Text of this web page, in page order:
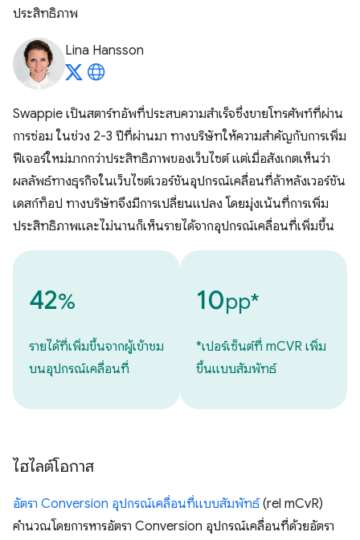
ประสิทธิภาพ
Lina Hansson
Swappie เป็นสตาร์ทอัพที่ประสบความสำเร็จซึ่งขายโทรศัพท์ที่ผ่าน
การซ่อม ในช่วง 2-3 ปีที่ผ่านมา ทางบริษัทให้ความสําคัญกับการเพิ่ม
ฟีเจอร์ใหม่มากกว่าประสิทธิภาพของเว็บไซต์ แต่เมื่อสังเกตเห็นว่า
ผลลัพธ์ทางธุรกิจในเว็บไซต์เวอร์ชันอุปกรณ์เคลื่อนที่ล้าหลังเวอร์ชัน
เดสก์ท็อป ทางบริษัทจึงมีการเปลี่ยนแปลง โดยมุ่งเน้นที่การเพิ่ม
ประสิทธิภาพและไม่นานก็เห็นรายได้จากอุปกรณ์เคลื่อนที่เพิ่มขึ้น
42%
รายได้ที่เพิ่มขึ้นจากผู้เข้าชม
บนอุปกรณ์เคลื่อนที่
10pp*
*เปอร์เซ็นต์ที่ mCVR เพิ่ม
ขึ้นแบบสัมพัทธ์
ไฮไลต์โอกาส
อัตรา Conversion อุปกรณ์เคลื่อนที่แบบสัมพัทธ์(rel mCvR)
คำนวณโดยการหารอัตรา Conversion อุปกรณ์เคลื่อนที่ด้วยอัตรา